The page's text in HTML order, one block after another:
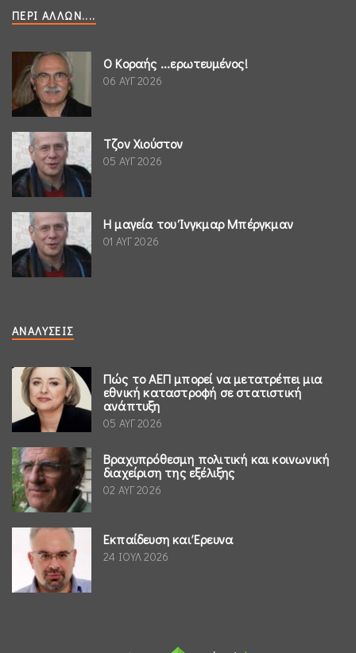
ΠΕΡΊ ΆΛΛΩΝ....
Ο Κοραής ...ερωτευμένος!
06 ΑΥΓ 2026
Τζον Χιούστον
05 ΑΥΓ 2026
Η μαγεία του Ίνγκμαρ Μπέργκμαν
01 ΑΥΓ 2026
ΑΝΑΛΎΣΕΙΣ
Πώς το ΑΕΠ μπορεί να μετατρέπει μια
εθνική καταστροφή σε στατιστική
ανάπτυξη
05 ΑΥΓ 2026
Βραχυπρόθεσμη πολιτική και κοινωνική
διαχείριση της εξέλιξης
02 ΑΥΓ 2026
Εκπαίδευση και Έρευνα
24 ΙΟΥΛ 2026